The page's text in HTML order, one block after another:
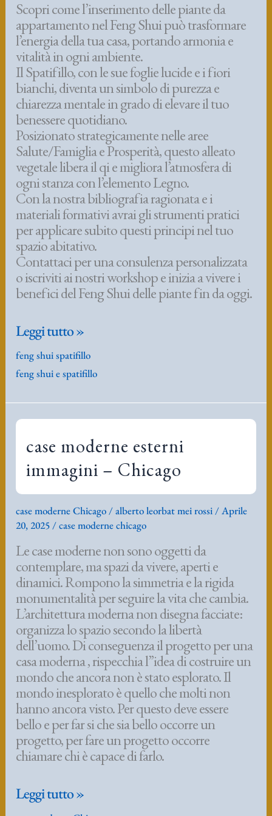
Scopri come l’inserimento delle piante da
appartamento nel Feng Shui può trasformare
l’energia della tua casa, portando armonia e
vitalità in ogni ambiente.
Il Spatifillo, con le sue foglie lucide e i fiori
bianchi, diventa un simbolo di purezza e
chiarezza mentale in grado di elevare il tuo
benessere quotidiano.
Posizionato strategicamente nelle aree
Salute/Famiglia e Prosperità, questo alleato
vegetale libera il qi e migliora l’atmosfera di
ogni stanza con l’elemento Legno.
Con la nostra bibliografia ragionata e i
materiali formativi avrai gli strumenti pratici
per applicare subito questi principi nel tuo
spazio abitativo.
Contattaci per una consulenza personalizzata
o iscriviti ai nostri workshop e inizia a vivere i
benefici del Feng Shui delle piante fin da oggi.
Energia
Feng
Shui
di
pianta
di
spatifillo
Leggi tutto »
feng shui spatifillo
feng shui e spatifillo
case moderne esterni
immagini – Chicago
case moderne Chicago/alberto leorbat mei rossi/Aprile
20, 2025/case moderne chicago
Le case moderne non sono oggetti da
contemplare, ma spazi da vivere, aperti e
dinamici. Rompono la simmetria e la rigida
monumentalità per seguire la vita che cambia.
L’architettura moderna non disegna facciate:
organizza lo spazio secondo la libertà
dell’uomo. Di conseguenza il progetto per una
casa moderna , rispecchia l”idea di costruire un
mondo che ancora non è stato esplorato. Il
mondo inesplorato è quello che molti non
hanno ancora visto. Per questo deve essere
bello e per far si che sia bello occorre un
progetto, per fare un progetto occorre
chiamare chi è capace di farlo.
case
moderne
Leggi tutto »